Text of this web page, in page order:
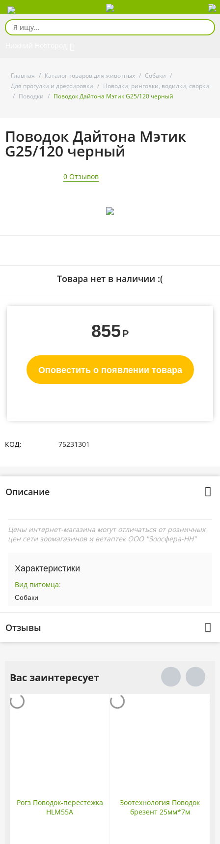
Главная / Каталог товаров для животных / Собаки /
Для прогулки и дрессировки / Поводки, ринговки, водилки, сворки
/ Поводки / Поводок Дайтона Мэтик G25/120 черный
Поводок Дайтона Мэтик
G25/120 черный
0 Отзывов
Товара нет в наличии :(
855 Р
Оповестить о появлении товара
КОД: 75231301
Описание
Цены интернет-магазина могут отличаться от розничных
цен сети зоомагазинов и ветаптек ООО "Зоосфера-НН"
Характеристики
Вид питомца:
Собаки
Отзывы
Вас заинтересует
Рогз Поводок-перестежка
HLM55A
Зоотехнология Поводок
брезент 25мм*7м